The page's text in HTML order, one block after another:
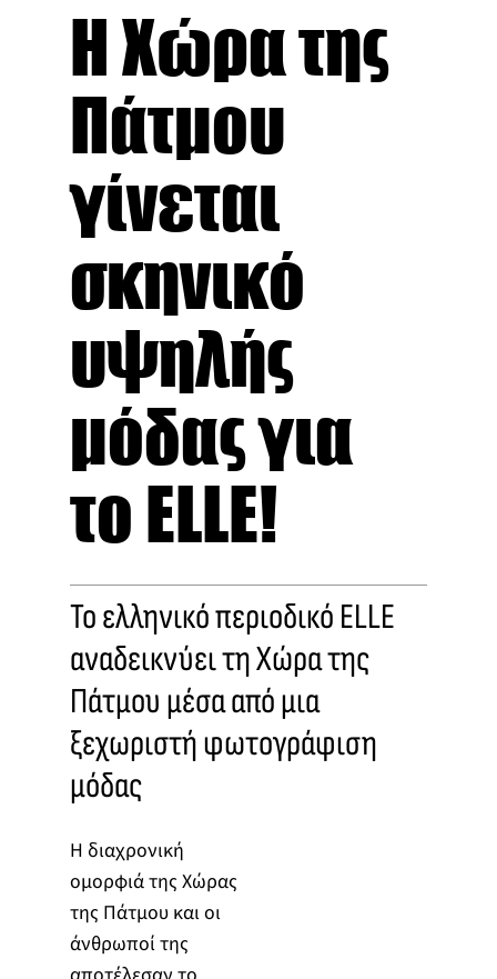
Η Χώρα της
Πάτμου
γίνεται
σκηνικό
υψηλής
μόδας για
το ELLE!
Το ελληνικό περιοδικό ELLE
αναδεικνύει τη Χώρα της
Πάτμου μέσα από μια
ξεχωριστή φωτογράφιση
μόδας
Η διαχρονική
ομορφιά της Χώρας
της Πάτμου και οι
άνθρωποί της